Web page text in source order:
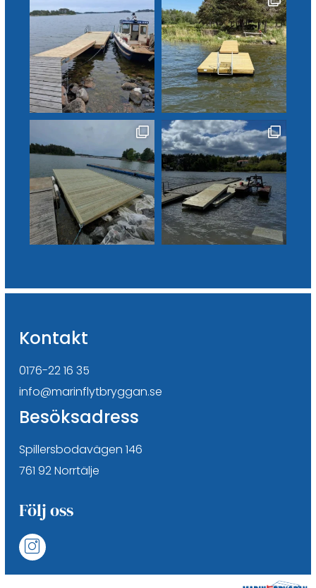
Kontakt
0176-22 16 35
info@marinflytbryggan.se
Besöksadress
Spillersbodavägen 146
761 92 Norrtälje
Följ oss